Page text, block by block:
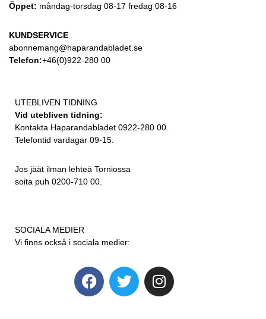
Öppet: måndag-torsdag 08-17 fredag 08-16
KUNDSERVICE
abonnemang@haparandabladet.se
Telefon:+46(0)922-280 00
UTEBLIVEN TIDNING
Vid utebliven tidning:
Kontakta Haparandabladet 0922-280 00.
Telefontid vardagar 09-15.
Jos jäät ilman lehteä Torniossa
soita puh 0200-710 00.
SOCIALA MEDIER
Vi finns också i sociala medier: